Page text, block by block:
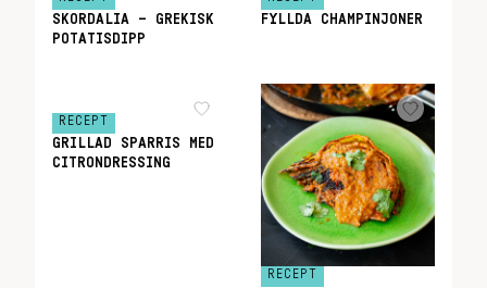
SKORDALIA – GREKISK
POTATISDIPP
FYLLDA CHAMPINJONER
RECEPT
GRILLAD SPARRIS MED
CITRONDRESSING
RECEPT